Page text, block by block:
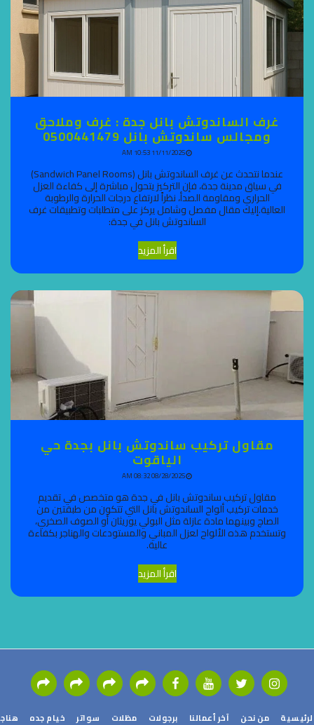
غرف الساندوتش بانل جدة : غرف وملاحق
ومجالس ساندوتش بانل 0500441479
11/11/2025 10:53 AM
عندما نتحدث عن غرف الساندوتش بانل (Sandwich Panel Rooms)
في سياق مدينة جدة، فإن التركيز يتحول مباشرة إلى كفاءة العزل
الحراري ومقاومة الصدأ، نظراً لارتفاع درجات الحرارة والرطوبة
العالية.إليك مقال مفصل وشامل يركز على متطلبات وتطبيقات غرف
الساندوتش بانل في جدة:
اقرأ المزيد
مقاول تركيب ساندوتش بانل بجدة حي
الياقوت
08/28/2025 08:32 AM
مقاول تركيب ساندوتش بانل في جدة هو متخصص في تقديم
خدمات تركيب ألواح الساندوتش بانل التي تتكون من طبقتين من
الصاج وبينهما مادة عازلة مثل البولي يوريثان أو الصوف الصخري،
وتستخدم هذه الألواح لعزل المباني والمستودعات والهناجر بكفاءة
عالية.
اقرأ المزيد
من نحن آخر أعمالنا برجولات مظلات سواتر خيام جده هناجر